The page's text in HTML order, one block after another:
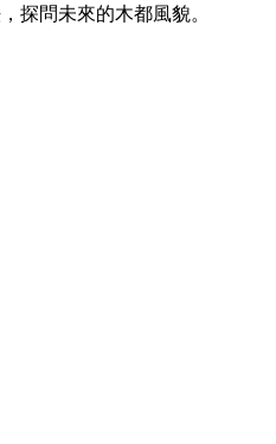
探問未來的木都風貌。